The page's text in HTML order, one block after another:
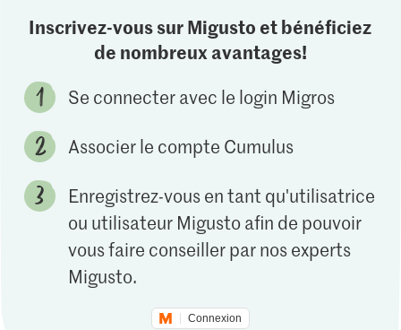
Inscrivez-vous sur Migusto et bénéficiez
de nombreux avantages!
Se connecter avec le login Migros
Associer le compte Cumulus
Enregistrez-vous en tant qu'utilisatrice
ou utilisateur Migusto afin de pouvoir
vous faire conseiller par nos experts
Migusto.
Connexion